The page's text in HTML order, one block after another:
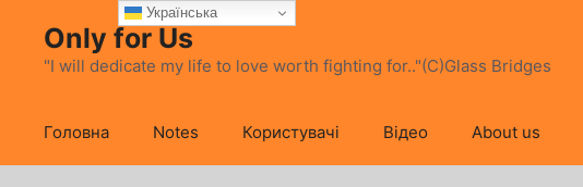
вмісту
Only for Us
"I will dedicate my life to love worth fighting for.."(C)Glass Bridges
Головна Notes Користувачі Відео About us
Українська